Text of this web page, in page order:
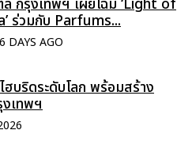
กรุงเทพฯ เผยโฉม ‘Light of
ร่วมกับ Parfums...
6 DAYS AGO
ฮบริดระดับโลก พร้อมสร้าง
เทพฯ